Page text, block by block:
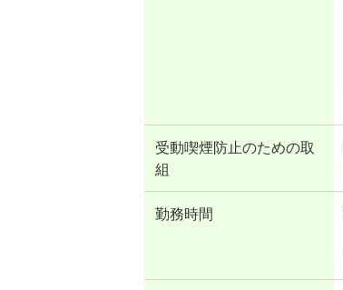
受動喫煙防止のための取
組
勤務時間